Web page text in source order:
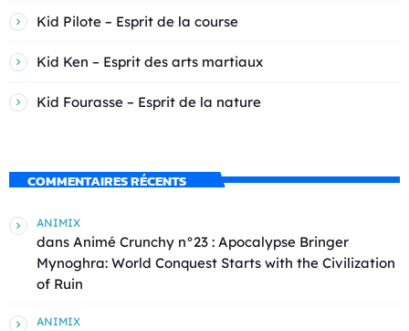
Kid Pilote – Esprit de la course
Kid Ken – Esprit des arts martiaux
Kid Fourasse – Esprit de la nature
COMMENTAIRES RÉCENTS
ANIMIX
dans Animé Crunchy n°23 : Apocalypse Bringer
Mynoghra: World Conquest Starts with the Civilization
of Ruin
ANIMIX